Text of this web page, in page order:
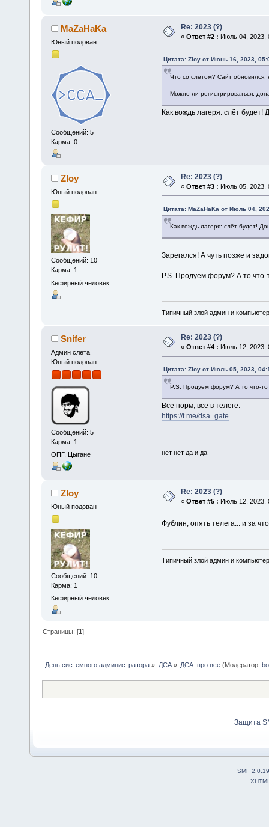
MaZaHaKa
Юный подован
Сообщений: 5
Карма: 0
Re: 2023 (?)
« Ответ #2 : Июль 04, 2023,
Цитата: Zloy от Июнь 16, 2023,
Что со слетом? Сайт
Можно ли регистрироваться,
Как вождь лагеря: слёт
Zloy
Юный подован
Сообщений: 10
Карма: 1
Кефирный человек
Re: 2023 (?)
« Ответ #3 : Июль 05, 2023,
Цитата: MaZaHaKa от Июль 04,
Как вождь лагеря: слёт будет!
Зарегался! А чуть позже и
P.S. Продуем форум? А то что-
Типичный злой админ и
Snifer
Админ слета
Юный подован
Сообщений: 5
Карма: 1
ОПГ, Цыгане
Re: 2023 (?)
« Ответ #4 : Июль 12, 2023,
Цитата: Zloy от Июль 05, 2023,
P.S. Продуем форум? А то что-то
Все норм, все в телеге.
https://t.me/dsa_gate
нет нет да и да
Zloy
Юный подован
Сообщений: 10
Карма: 1
Кефирный человек
Re: 2023 (?)
« Ответ #5 : Июль 12, 2023,
Фублин, опять телега... и за
Типичный злой админ и
Страницы: [1]
День системного администратора » ДСА» ДСА: про все(Модератор:
Защита
SMF 2.0.19